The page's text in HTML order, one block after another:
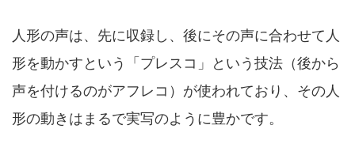
人形の声は、先に収録し、後にその声に合わせて人
形を動かすという「プレスコ」という技法（後から
声を付けるのがアフレコ）が使われており、その人
形の動きはまるで実写のように豊かです。